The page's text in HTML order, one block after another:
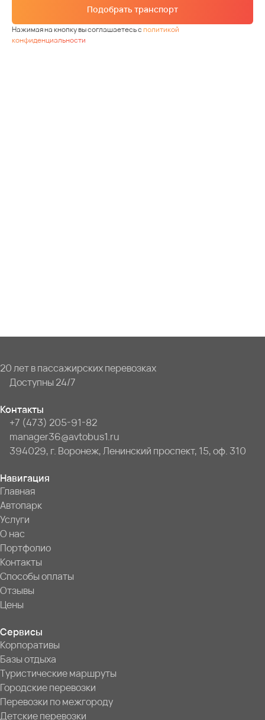
Подобрать транспорт
Нажимая на кнопку вы соглашаетесь сполитикой
конфиденциальности
20 лет в пассажирских перевозках
Доступны 24/7
Контакты
+7 (473) 205-91-82
manager36@avtobus1.ru
394029, г. Воронеж, Ленинский проспект, 15, оф. 310
Навигация
Главная
Автопарк
Услуги
О нас
Портфолио
Контакты
Способы оплаты
Отзывы
Цены
Сервисы
Корпоративы
Базы отдыха
Туристические маршруты
Городские перевозки
Перевозки по межгороду
Детские перевозки